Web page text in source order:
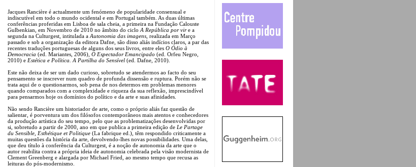
Jacques Rancière é actualmente um fenómeno de popularidade consensual e
indiscutível em todo o mundo ocidental e em Portugal também. As duas últimas
conferências proferidas em Lisboa de sala cheia, a primeira na Fundação Calouste
Gulbenkian, em Novembro de 2010 no âmbito do ciclo A República por vire a
segunda na Culturgest, intitulada a Autonomia das imagens , realizada em Março
passado e sob a organização da editora Dafne, são disso aliás indícios claros, a par das
recentes traduções portuguesas de alguns dos seus livros, entre eles O Ódio à
Democracia (ed. Mariantes, 2006), O Espectador Emancipado (ed. Orfeu Negro,
2010) e Estética e Política. A Partilha do Sensível (ed. Dafne, 2010).
Este não deixa de ser um dado curioso, sobretudo se atendermos ao facto do seu
pensamento se inscrever num quadro de profunda dissensão e ruptura. Porém não se
trata aqui de o questionarmos, sob pena de nos determos em problemas menores
quando comparados com a complexidade e riqueza da sua reflexão, imprescindível
para pensarmos hoje os domínios do político e da arte e suas afinidades.
Não sendo Rancière um historiador de arte, como o próprio aliás faz questão de
salientar, é porventura um dos filósofos contemporâneos mais atentos e conhecedores
da produção artística do seu tempo, pelo que as problematizações desenvolvidas por
si, sobretudo a partir de 2000, ano em que publica a primeira edição de Le Partage
du Sensible, Esthétique et Politique (La fabrique ed.), têm respondido criticamente a
muitas questões da história da arte, devolvendo-lhes novas possibilidades. Uma delas,
que deu título à conferência da Culturgest, é a noção de autonomia da arte que o
autor reabilita contra a própria ideia de autonomia celebrada pela visão modernista de
Clement Greenberg e alargada por Michael Fried, ao mesmo tempo que recusa as
leituras do pós-modernismo.